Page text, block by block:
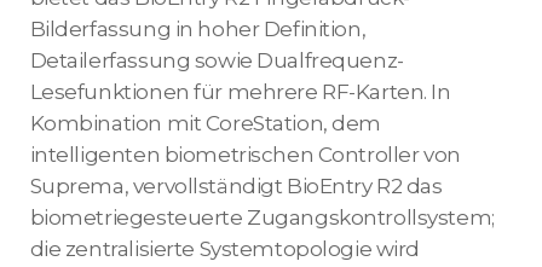
Bilderfassung in hoher Definition,
Detailerfassung sowie Dualfrequenz-
Lesefunktionen für mehrere RF-Karten. In
Kombination mit CoreStation, dem
intelligenten biometrischen Controller von
Suprema, vervollständigt BioEntry R2 das
biometriegesteuerte Zugangskontrollsystem;
die zentralisierte Systemtopologie wird